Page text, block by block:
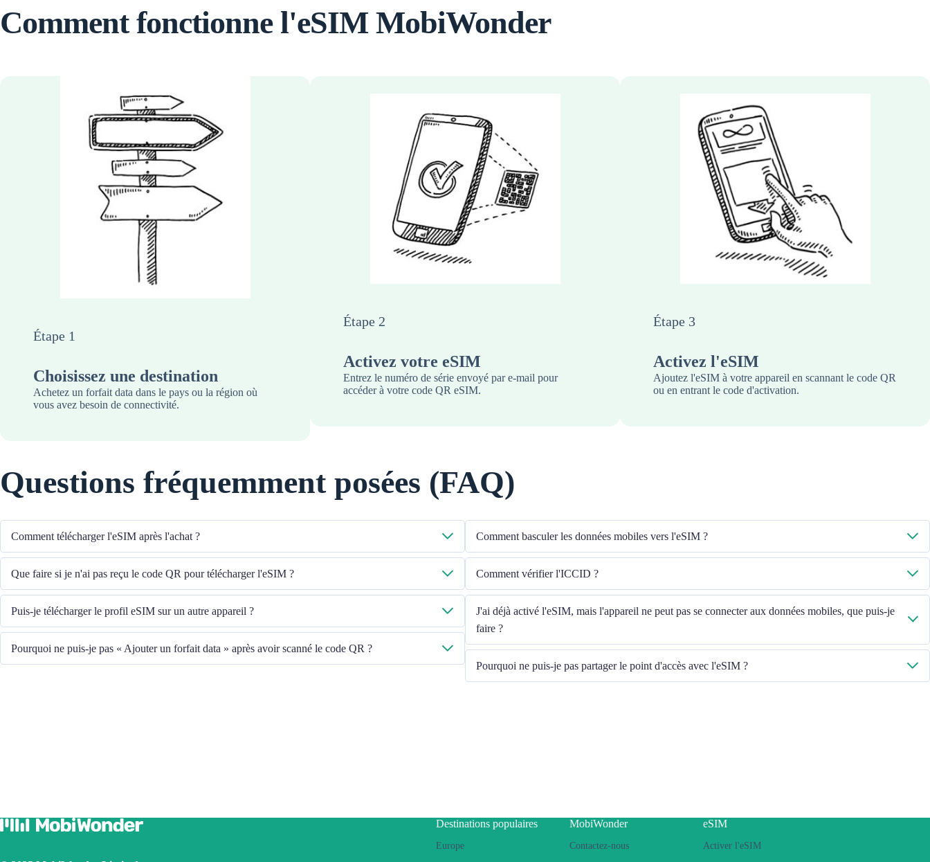
Comment fonctionne l'eSIM MobiWonder
Étape 1
Choisissez une destination
Achetez un forfait data dans le pays ou la région où
vous avez besoin de connectivité.
Étape 2
Activez votre eSIM
Entrez le numéro de série envoyé par e-mail pour
accéder à votre code QR eSIM.
Étape 3
Activez l'eSIM
Ajoutez l'eSIM à votre appareil en scannant le code QR
ou en entrant le code d'activation.
Questions fréquemment posées (FAQ)
Comment télécharger l'eSIM après l'achat ?
Que faire si je n'ai pas reçu le code QR pour télécharger l'eSIM ?
le code QR.
Puis-je télécharger le profil eSIM sur un autre appareil ?
Pourquoi ne puis-je pas « Ajouter un forfait data » après avoir scanné le code QR ?
Comment basculer les données mobiles vers l'eSIM ?
cette ligne ». Si le problème persiste, veuillez contacter notre équipe du service client.
Comment vérifier l'ICCID ?
J'ai déjà activé l'eSIM, mais l'appareil ne peut pas se connecter aux données mobiles, que puis-je
faire ?
Pourquoi ne puis-je pas partager le point d'accès avec l'eSIM ?
connect Internet using eSIM. Please retry several times and restart handset.
If the problem still persists, please contact our Customer Service team.
Destinations populaires
Europe
MobiWonder
Contactez-nous
eSIM
Activer l'eSIM